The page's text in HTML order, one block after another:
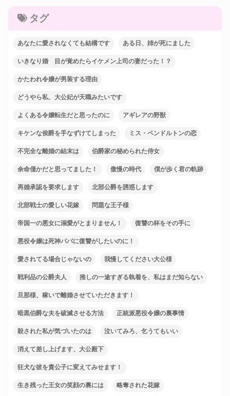
タグ
あなたに愛されなくても結構です ある日、姉が死にました
いきなり婚 目が覚めたらイケメン上司の妻だった！？
かたわれ令嬢が男装する理由
どうやら私、大公妃が天職みたいです
よくある令嬢転生だと思ったのに アギレアの野獣
キケンな侯爵を手なずけてしまった ミス・ペンドルトンの恋
不完全な離婚の結末は 伯爵家の秘められた侍女
余命僅かだと思ってました！ 傲慢の時代 僕が歩く君の軌跡
再婚承認を要求します 北部公爵を誘惑します
北部戦士の愛しい花嫁 問題な王子様
帝国一の悪女に溺愛がとまりません！ 復讐の杯をその手に
悪役令嬢は死神パパに復讐がしたいのに！
愛されてる場合じゃないの 我慢してください大公様
戦利品の公爵夫人 推しの一途すぎる執着を、私はまだ知らない
旦那様、稼いで離婚させていただきます！
暗黒伯爵な夫を破滅させる方法 正統派悪役令嬢の裏事情
殺された私が気づいたのは 泣いてみろ、乞うてもいい
消えて差し上げます、大公殿下
狂犬な彼を貴公子に変えてみせます！
生き残った王女の笑顔の裏には 略奪された花嫁